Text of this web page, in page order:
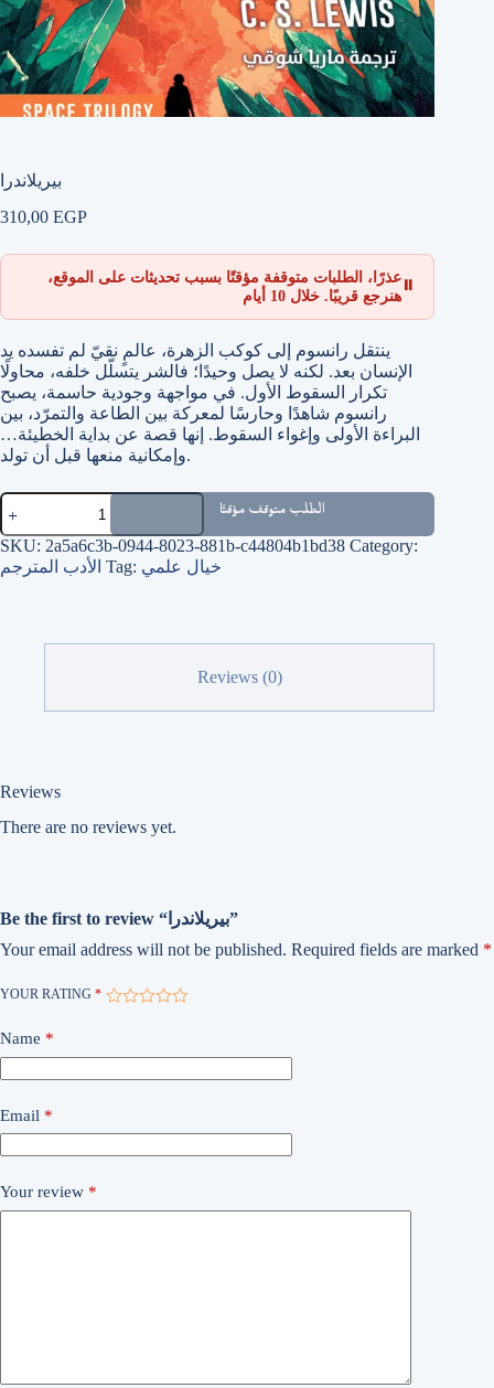
بيريلاندرا
310,00 EGP
⏸ عذرًا، الطلبات متوقفة مؤقتًا بسبب تحديثات على الموقع،
هنرجع قريبًا. خلال 10 أيام
ينتقل رانسوم إلى كوكب الزهرة، عالمٍ نقيّ لم تفسده يد
الإنسان بعد. لكنه لا يصل وحيدًا؛ فالشر يتسلّل خلفه، محاولًا
تكرار السقوط الأول. في مواجهة وجودية حاسمة، يصبح
رانسوم شاهدًا وحارسًا لمعركة بين الطاعة والتمرّد، بين
البراءة الأولى وإغواء السقوط. إنها قصة عن بداية الخطيئة…
وإمكانية منعها قبل أن تولد.
بيريلاندرا
quantity
الطلب متوقف مؤقتًا
SKU: 2a5a6c3b-0944-8023-881b-c44804b1bd38 Category:
الأدب المترجم Tag: خيال علمي
Reviews (0)
Reviews
There are no reviews yet.
Be the first to review “بيريلاندرا”
Your email address will not be published. Required fields are marked *
YOUR RATING *
Name *
Email *
Your review *